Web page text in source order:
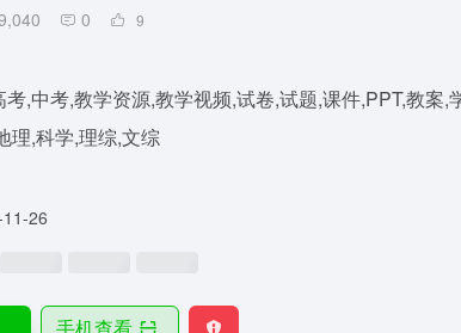
0 9
,中考,教学资源,教学视频,试卷,试题,课件,PPT,教案
理,科学,理综,文综
26